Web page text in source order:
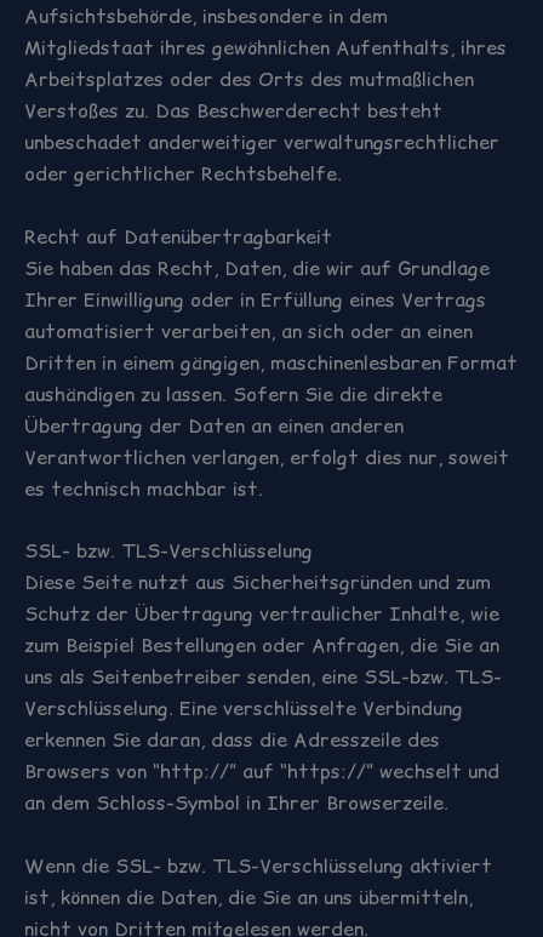
Aufsichtsbehörde, insbesondere in dem
Mitgliedstaat ihres gewöhnlichen Aufenthalts, ihres
Arbeitsplatzes oder des Orts des mutmaßlichen
Verstoßes zu. Das Beschwerderecht besteht
unbeschadet anderweitiger verwaltungsrechtlicher
oder gerichtlicher Rechtsbehelfe.
Recht auf Datenübertragbarkeit
Sie haben das Recht, Daten, die wir auf Grundlage
Ihrer Einwilligung oder in Erfüllung eines Vertrags
automatisiert verarbeiten, an sich oder an einen
Dritten in einem gängigen, maschinenlesbaren Format
aushändigen zu lassen. Sofern Sie die direkte
Übertragung der Daten an einen anderen
Verantwortlichen verlangen, erfolgt dies nur, soweit
es technisch machbar ist.
SSL- bzw. TLS-Verschlüsselung
Diese Seite nutzt aus Sicherheitsgründen und zum
Schutz der Übertragung vertraulicher Inhalte, wie
zum Beispiel Bestellungen oder Anfragen, die Sie an
uns als Seitenbetreiber senden, eine SSL-bzw. TLS-
Verschlüsselung. Eine verschlüsselte Verbindung
erkennen Sie daran, dass die Adresszeile des
Browsers von “http://” auf “https://” wechselt und
an dem Schloss-Symbol in Ihrer Browserzeile.
Wenn die SSL- bzw. TLS-Verschlüsselung aktiviert
ist, können die Daten, die Sie an uns übermitteln,
nicht von Dritten mitgelesen werden.